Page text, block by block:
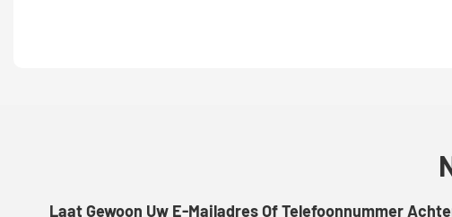
Laat Gewoon Uw E-Mailadres Of Telefoonnummer